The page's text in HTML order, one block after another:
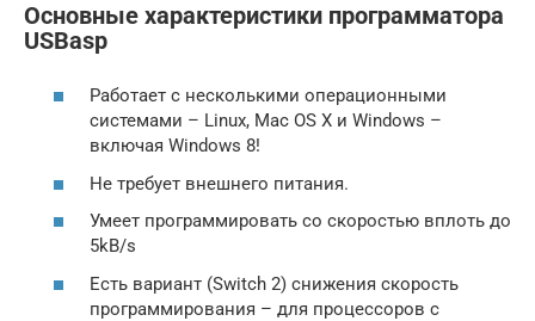
Основные характеристики программатора
USBasp
Работает с несколькими операционными
системами – Linux, Mac OS X и Windows –
включая Windows 8!
Не требует внешнего питания.
Умеет программировать со скоростью вплоть до
5kB/s
Есть вариант (Switch 2) снижения скорость
программирования – для процессоров с